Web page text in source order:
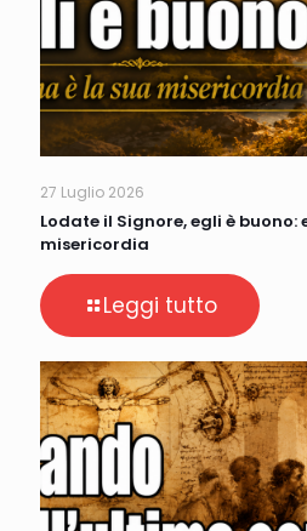
27 Luglio 2026
Lodate il Signore, egli è buono:
misericordia
Leggi tutto